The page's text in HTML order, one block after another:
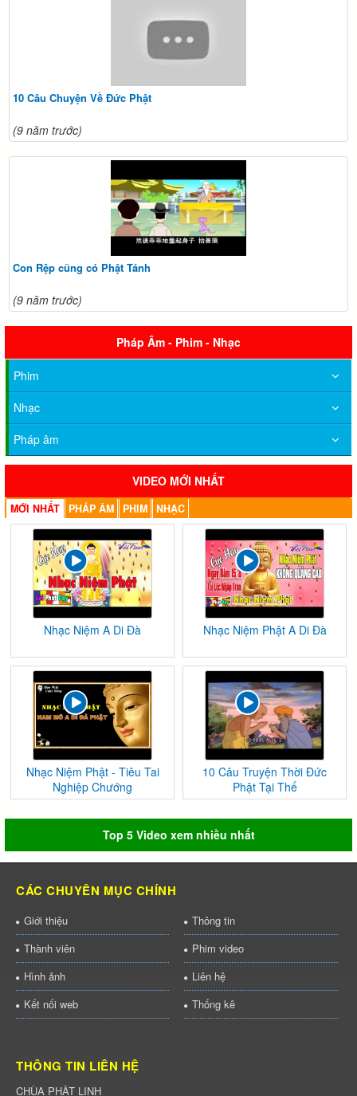
10 Câu Chuyện Về Đức Phật
(9 năm trước)
Con Rệp cũng có Phật Tánh
(9 năm trước)
Pháp Âm - Phim - Nhạc
Phim
Nhạc
Pháp âm
VIDEO MỚI NHẤT
MỚI NHẤT PHÁP ÂM PHIM NHẠC
Nhạc Niệm A Di Đà Nhạc Niệm Phật A Di Đà
Nhạc Niệm Phật - Tiêu Tai
Nghiệp Chướng
10 Câu Truyện Thời Đức
Phật Tại Thế
Top 5 Video xem nhiều nhất
CÁC CHUYÊN MỤC CHÍNH
Giới thiệu
Thông tin
Thành viên
Phim video
Hình ảnh
Liên hệ
Kết nối web
Thống kê
THÔNG TIN LIÊN HỆ
CHÙA PHẬT LINH